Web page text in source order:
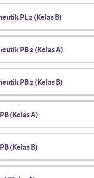
PL 2 (Kelas B)
PB 2 (Kelas A)
PB 2 (Kelas B)
(Kelas A)
(Kelas B)